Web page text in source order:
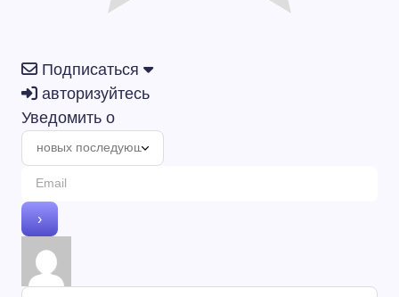
Подписаться
авторизуйтесь
Уведомить о